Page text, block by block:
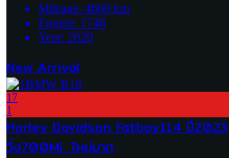
Mileage: 4600 km
Engine: 1746
Year: 2020
New Arrival
17
1
Harley Davidson Fatboy114 ปี2023
วิ่ง700Mi. ใหม่มาก